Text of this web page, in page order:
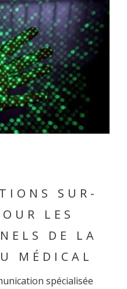
SUR-
LES
DE LA
MÉDICAL
spécialisée